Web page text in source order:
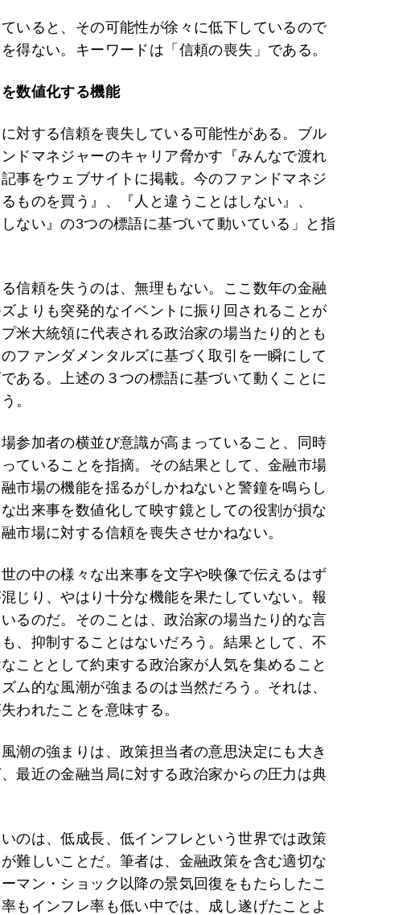
いると、その可能性が徐々に低下しているので
得ない。キーワードは「信頼の喪失」である。
数値化する機能
対する信頼を喪失している可能性がある。ブル
ドマネジャーのキャリア脅かす『みんなで渡れ
事をウェブサイトに掲載。今のファンドマネジ
ものを買う』、『人と違うことはしない』、
ない』の3つの標語に基づいて動いている」と指
信頼を失うのは、無理もない。ここ数年の金融
よりも突発的なイベントに振り回されることが
米大統領に代表される政治家の場当たり的とも
ファンダメンタルズに基づく取引を一瞬にして
ある。上述の３つの標語に基づいて動くことに
。
参加者の横並び意識が高まっていること、同時
ていることを指摘。その結果として、金融市場
市場の機能を揺るがしかねないと警鐘を鳴らし
出来事を数値化して映す鏡としての役割が損な
市場に対する信頼を喪失させかねない。
の中の様々な出来事を文字や映像で伝えるはず
じり、やはり十分な機能を果たしていない。報
るのだ。そのことは、政治家の場当たり的な言
、抑制することはないだろう。結果として、不
こととして約束する政治家が人気を集めること
ム的な風潮が強まるのは当然だろう。それは、
われたことを意味する。
潮の強まりは、政策担当者の意思決定にも大き
最近の金融当局に対する政治家からの圧力は典
のは、低成長、低インフレという世界では政策
難しいことだ。筆者は、金融政策を含む適切な
マン・ショック以降の景気回復をもたらしたこ
もインフレ率も低い中では、成し遂げたことよ